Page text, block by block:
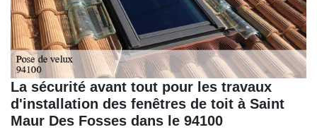
La sécurité avant tout pour les travaux
d'installation des fenêtres de toit à Saint
Maur Des Fosses dans le 94100